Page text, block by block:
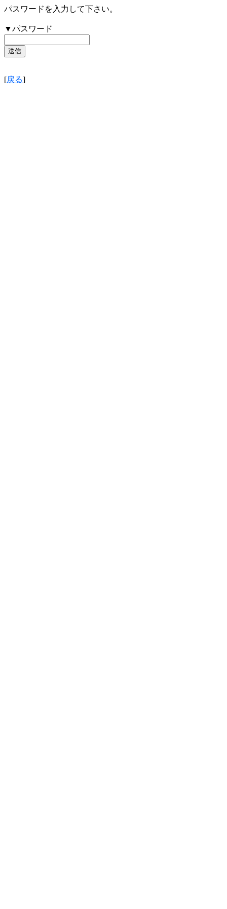
パスワードを入力して下さい。
▼パスワード
[戻る]